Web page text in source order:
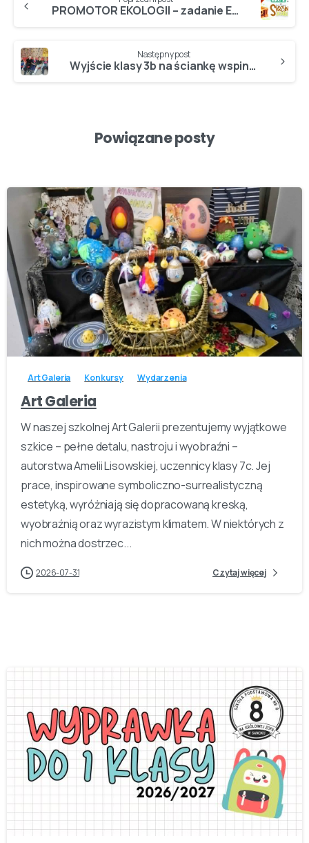
PROMOTOR EKOLOGII – zadanie EKO 2 – „ŚWIETLICOWA SKRZYNIA SKARBÓW”…
Następny post
Wyjście klasy 3b na ściankę wspinaczkową!
Powiązane posty
-
Art Galeria Konkursy Wydarzenia
Art Galeria
W naszej szkolnej Art Galerii prezentujemy wyjątkowe
szkice – pełne detalu, nastroju i wyobraźni –
autorstwa Amelii Lisowskiej, uczennicy klasy 7c. Jej
prace, inspirowane symboliczno-surrealistyczną
estetyką, wyróżniają się dopracowaną kreską,
wyobraźnią oraz wyrazistym klimatem. W niektórych z
nich można dostrzec...
2026-07-31 Czytaj więcej
-